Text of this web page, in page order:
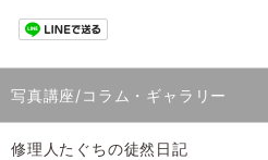
写真講座/コラム・ギャラリー
修理人たぐちの徒然日記